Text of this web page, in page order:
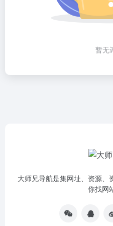
暂无
大师兄导航是集网址、资源
你找网